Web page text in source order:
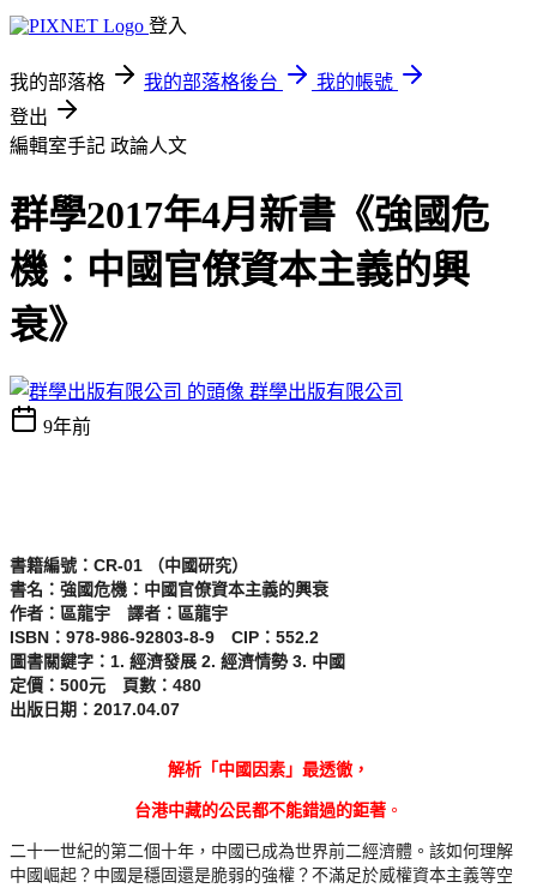
登入
我的部落格 我的部落格後台
我的帳號
登出
編輯室手記 政論人文
群學2017年4月新書《強國危
機：中國官僚資本主義的興
衰》
群學出版有限公司
9年前
書籍編號：CR-01 （中國研究）
書名： 強國危機：中國官僚資本主義的興衰
作者：區龍宇 譯者：區龍宇
ISBN：978-986-92803-8-9 CIP：552.2
圖書關鍵字：1. 經濟發展 2. 經濟情勢 3. 中國
定價：500元 頁數：480
出版日期：2017.04.07
解析「中國因素」最透徹，
台港中藏的公民都不能錯過的鉅著 。
二十一世紀的第二個十年，中國已成為世界前二經濟體。該如何理解
中國崛起？中國是穩固還是脆弱的強權？不滿足於威權資本主義等空